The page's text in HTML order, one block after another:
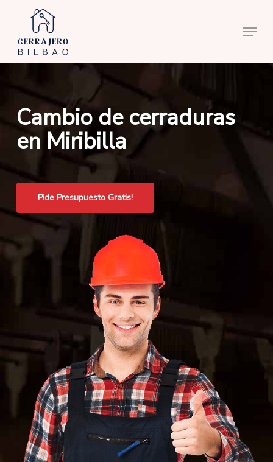
main
content
Menu
Cambio de cerraduras
en Miribilla
Pide Presupuesto Gratis!